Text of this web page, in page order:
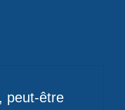
peut-être